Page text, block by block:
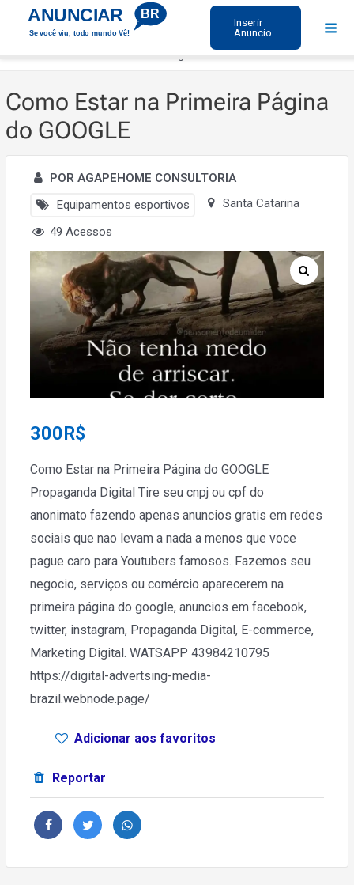
ANUNCIAR BR
Se você viu, todo mundo Vê!
Inserir
Anuncio
Como Estar na Primeira Página
do GOOGLE
POR AGAPEHOME CONSULTORIA
Equipamentos esportivos
Santa Catarina
49 Acessos
300R$
Como Estar na Primeira Página do GOOGLE
Propaganda Digital Tire seu cnpj ou cpf do
anonimato fazendo apenas anuncios gratis em redes
sociais que nao levam a nada a menos que voce
pague caro para Youtubers famosos. Fazemos seu
negocio, serviços ou comércio aparecerem na
primeira página do google, anuncios em facebook,
twitter, instagram, Propaganda Digital, E-commerce,
Marketing Digital. WATSAPP 43984210795
https://digital-advertsing-media-
brazil.webnode.page/
Adicionar aos favoritos
Reportar